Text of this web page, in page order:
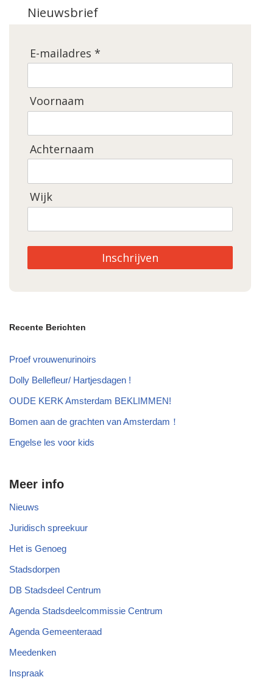
Nieuwsbrief
E-mailadres *
Voornaam
Achternaam
Wijk
Inschrijven
Recente Berichten
Proef vrouwenurinoirs
Dolly Bellefleur/ Hartjesdagen !
OUDE KERK Amsterdam BEKLIMMEN!
Bomen aan de grachten van Amsterdam！
Engelse les voor kids
Meer info
Nieuws
Juridisch spreekuur
Het is Genoeg
Stadsdorpen
DB Stadsdeel Centrum
Agenda Stadsdeelcommissie Centrum
Agenda Gemeenteraad
Meedenken
Inspraak